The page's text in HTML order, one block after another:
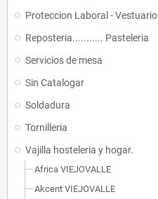
Proteccion Laboral - Vestuario
Reposteria........... Pasteleria
Servicios de mesa
Sin Catalogar
Soldadura
Tornilleria
Vajilla hosteleria y hogar.
Africa VIEJOVALLE
Akcent VIEJOVALLE